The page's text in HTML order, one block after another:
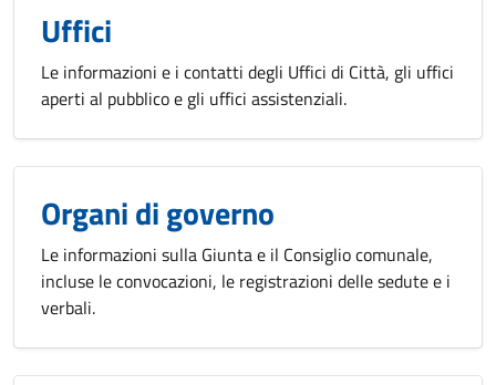
Uffici
Le informazioni e i contatti degli Uffici di Città, gli uffici
aperti al pubblico e gli uffici assistenziali.
Organi di governo
Le informazioni sulla Giunta e il Consiglio comunale,
incluse le convocazioni, le registrazioni delle sedute e i
verbali.